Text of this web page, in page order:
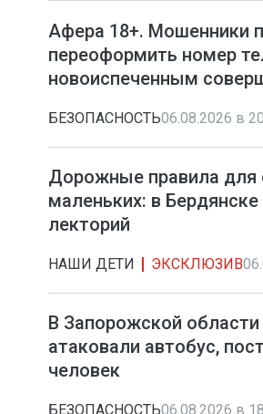
Афера 18+. Мошенники
переоформить номер
новоиспеченным
БЕЗОПАСНОСТЬ06.08.2026 в
Дорожные правила
маленьких: в
лекторий
НАШИ ДЕТИ ЭКСКЛЮЗИВ
В Запорожской
атаковали автобус,
человек
БЕЗОПАСНОСТЬ06.08.2026 в